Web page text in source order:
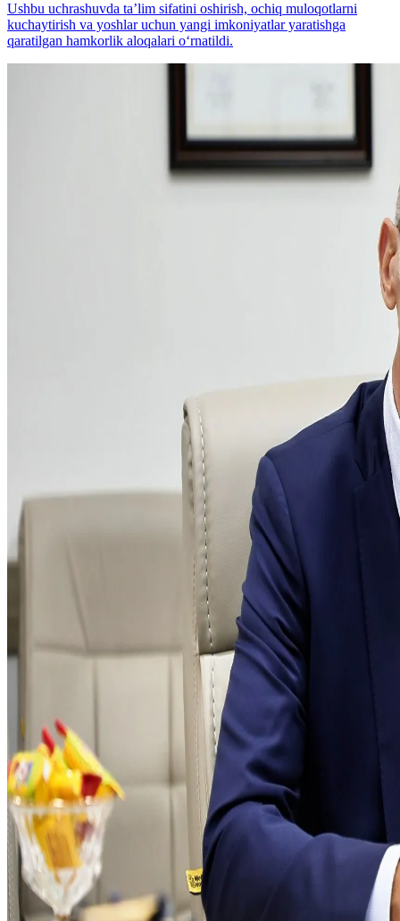
Ushbu uchrashuvda taʼlim sifatini oshirish, ochiq muloqotlarni
kuchaytirish va yoshlar uchun yangi imkoniyatlar yaratishga
qaratilgan hamkorlik aloqalari o‘rnatildi.